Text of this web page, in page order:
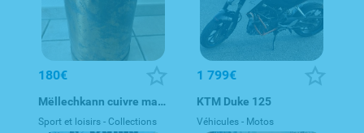
180€
Mëllechkann cuivre massif - pot à lait en cuivre
Sport et loisirs - Collections
1 799€
KTM Duke 125
Véhicules - Motos